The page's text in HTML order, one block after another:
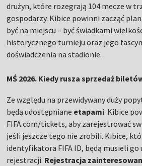
drużyn, które rozegrają 104 mecze w
gospodarzy. Kibice powinni zacząć
być na miejscu – być świadkami
historycznego turnieju oraz jego
doświadczenia na stadionie.
MŚ 2026. Kiedy rusza sprzedaż
Ze względu na przewidywany duży
będą udostępniane etapami. Kibice
FIFA.com/tickets, aby zarejestrować
jeśli jeszcze tego nie zrobili. Kibice,
identyfikatora FIFA ID, będą musieli go
rejestracji. Rejestracja